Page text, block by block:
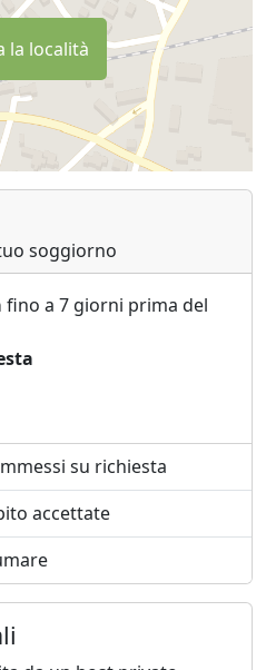
la località
soggiorno
fino a 7 giorni prima del
su richiesta
accettate